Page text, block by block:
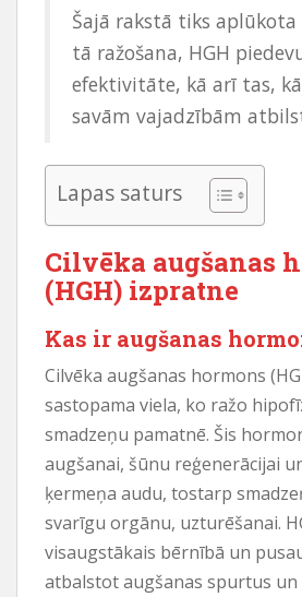
Šajā rakstā tiks aplūkota
tā ražošana, HGH
efektivitāte, kā arī tas,
savām vajadzībām
Lapas saturs
Cilvēka augšanas
(HGH) izpratne
Kas ir augšanas
Cilvēka augšanas hormons
sastopama viela, ko ražo
smadzeņu pamatnē. Šis
augšanai, šūnu reģenerācijai
ķermeņa audu, tostarp
svarīgu orgānu, uzturēšanai.
visaugstākais bērnībā un
atbalstot augšanas spurtus